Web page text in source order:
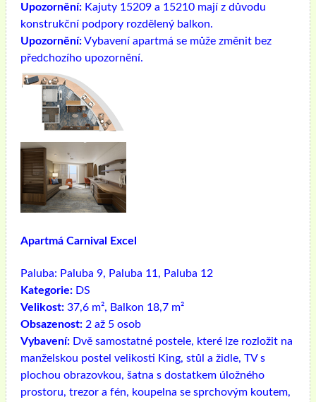
Upozornění: Kajuty 15209 a 15210 mají z důvodu
konstrukční podpory rozdělený balkon.
Upozornění:Vybavení apartmá se může změnit bez
předchozího upozornění.
Apartmá Carnival Excel
Paluba: Paluba 9, Paluba 11, Paluba 12
Kategorie: DS
Velikost: 37,6 m², Balkon 18,7 m²
Obsazenost: 2 až 5 osob
Vybavení: Dvě samostatné postele, které lze rozložit na
manželskou postel velikosti King, stůl a židle, TV s
plochou obrazovkou, šatna s dostatkem úložného
prostoru, trezor a fén, koupelna se sprchovým koutem,